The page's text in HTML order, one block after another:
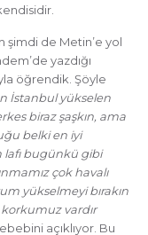
şimdi de Metin’e yol
yazdığı
öğrendik. Şöyle
İstanbul yükselen
biraz şaşkın, ama
belki en iyi
bugünkü gibi
çok havalı
yükselmeyi bırakın
vardır
açıklıyor. Bu